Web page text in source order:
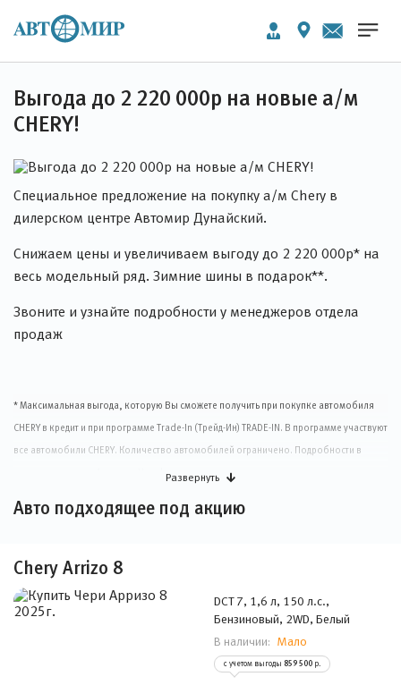
Выгода до 2 220 000р на новые а/м
CHERY!
Специальное предложение на покупку а/м Chery в
дилерском центре Автомир Дунайский.
Снижаем цены и увеличиваем выгоду до 2 220 000р* на
весь модельный ряд. Зимние шины в подарок**.
Звоните и узнайте подробности у менеджеров отдела
продаж
* Максимальная выгода, которую Вы сможете получить при покупке автомобиля
CHERY в кредит и при программе Trade-In (Трейд-Ин) TRADE-IN. В программе участвуют
все автомобили CHERY. Количество автомобилей ограничено. Подробности в
дилерском центре Автомир. Не оферта.
** Акция «Зимние шины в подарок» действует при покупке автомобилей с
получения подробной информации, пожалуйста, обращайтесь в наш салон.
Развернуть
Авто подходящее под акцию
Chery Arrizo 8
DCT 7, 1,6 л, 150 л.с.,
Бензиновый, 2WD, Белый
В наличии: Мало
с учетом выгоды 859 500 р.